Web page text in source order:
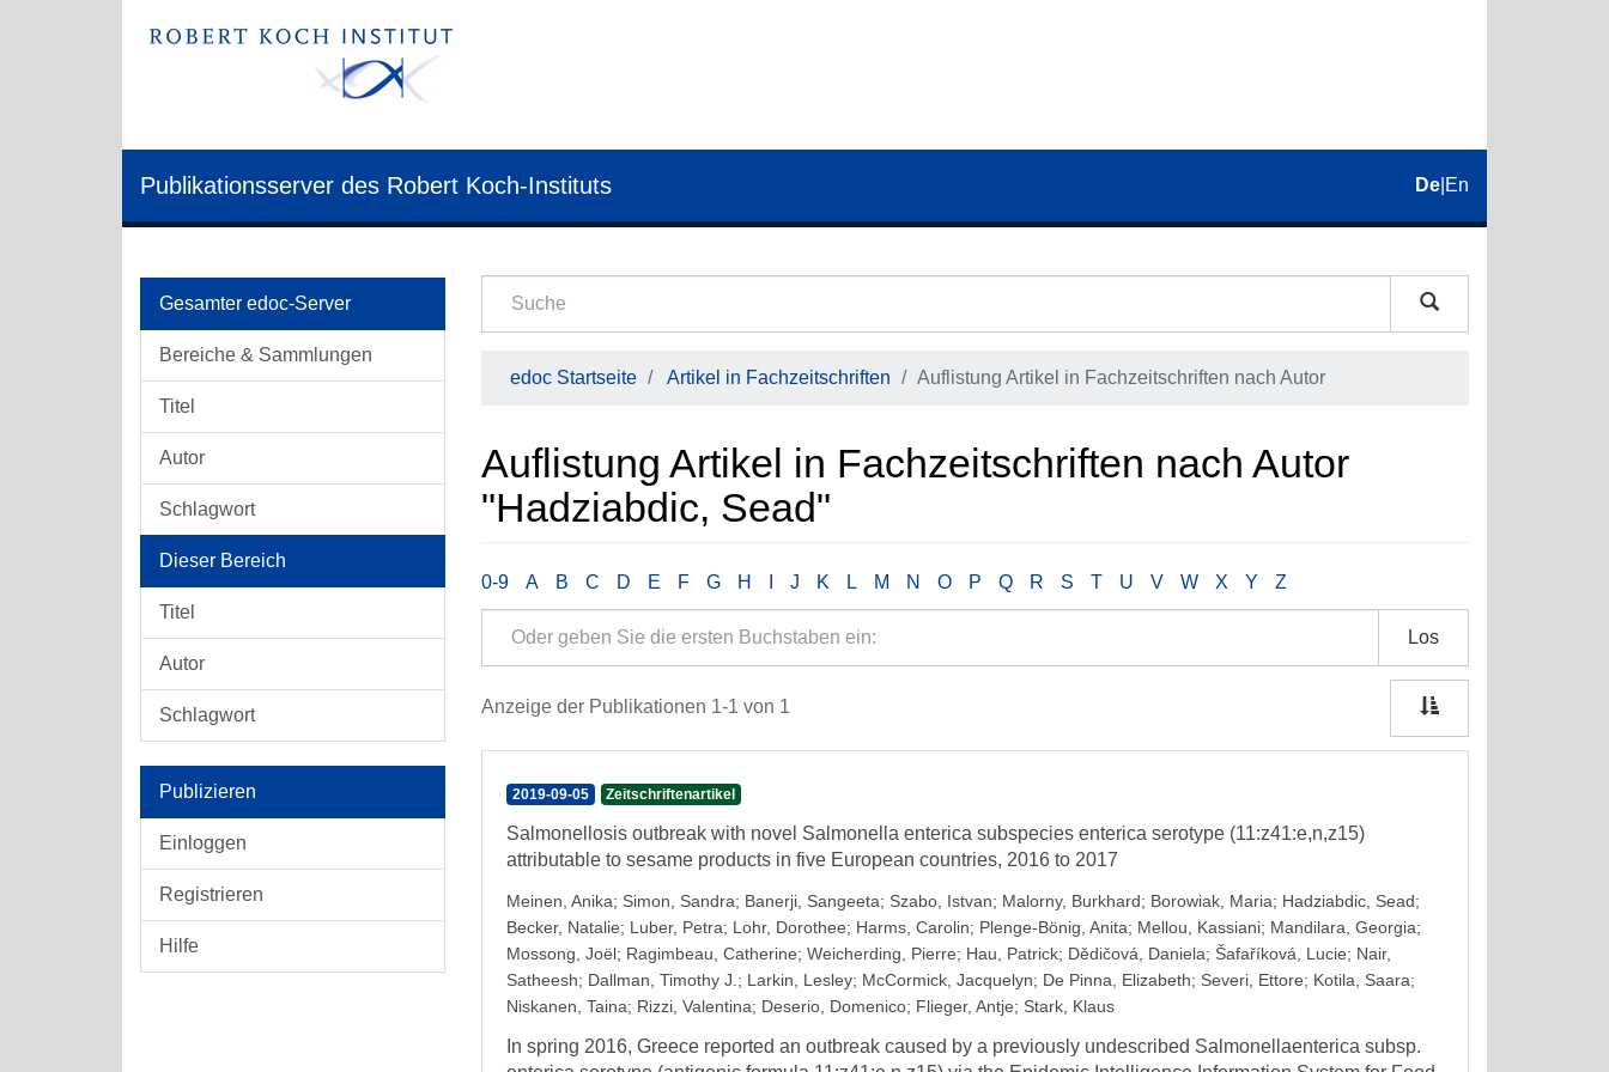
Publikationsserver des Robert Koch-Instituts De En
Gesamter edoc-Server
Bereiche & Sammlungen
Titel
Autor
Schlagwort
Dieser Bereich
Titel
Autor
Schlagwort
Publizieren
Einloggen
Registrieren
Hilfe
edoc Startseite Artikel in Fachzeitschriften Auflistung Artikel in Fachzeitschriften nach Autor
Auflistung Artikel in Fachzeitschriften nach Autor
"Hadziabdic, Sead"
0-9 A B C D E F G H J K L M N O P Q R S T U V W X Y Z
Los
Anzeige der Publikationen 1-1 von 1
2019-09-05 Zeitschriftenartikel
Salmonellosis outbreak with novel Salmonella enterica subspecies enterica serotype (11:z41:e,n,z15)
attributable to sesame products in five European countries, 2016 to 2017
Meinen, Anika; Simon, Sandra; Banerji, Sangeeta; Szabo, Istvan; Malorny, Burkhard; Borowiak, Maria; Hadziabdic, Sead;
Becker, Natalie; Luber, Petra; Lohr, Dorothee; Harms, Carolin; Plenge-Bönig, Anita; Mellou, Kassiani; Mandilara, Georgia;
Mossong, Joël; Ragimbeau, Catherine; Weicherding, Pierre; Hau, Patrick; Dědičová, Daniela; Šafaříková, Lucie; Nair,
Satheesh; Dallman, Timothy J. ; Larkin, Lesley; McCormick, Jacquelyn; De Pinna, Elizabeth; Severi, Ettore; Kotila, Saara;
Niskanen, Taina; Rizzi, Valentina; Deserio, Domenico; Flieger, Antje; Stark, Klaus
In spring 2016, Greece reported an outbreak caused by a previously undescribed Salmonellaenterica subsp.